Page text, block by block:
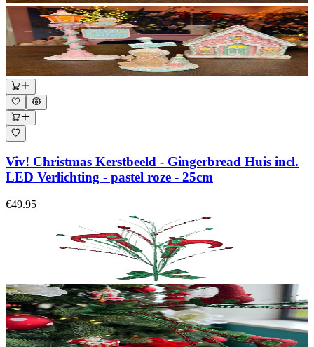
Viv! Christmas Kerstbeeld - Gingerbread Huis incl.
LED Verlichting - pastel roze - 25cm
€49.95